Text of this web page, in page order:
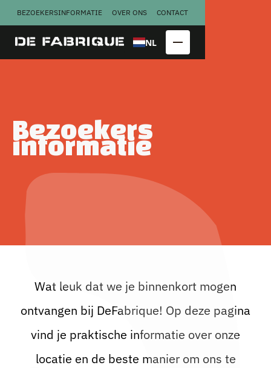
BEZOEKERSINFORMATIE OVER ONS CONTACT
Copraloods
Kalver­
melkfabriek
Bedrijfsfeest
Blogs
NL
Bezoekers
informatie
Wat leuk dat we je binnenkort mogen
ontvangen bij DeFabrique! Op deze pagina
vind je praktische informatie over onze
locatie en de beste manier om ons te